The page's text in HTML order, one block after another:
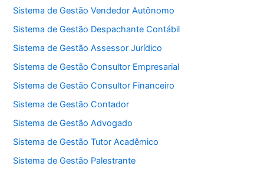
Sistema de Gestão Vendedor Autônomo
Sistema de Gestão Despachante Contábil
Sistema de Gestão Assessor Jurídico
Sistema de Gestão Consultor Empresarial
Sistema de Gestão Consultor Financeiro
Sistema de Gestão Contador
Sistema de Gestão Advogado
Sistema de Gestão Tutor Acadêmico
Sistema de Gestão Palestrante